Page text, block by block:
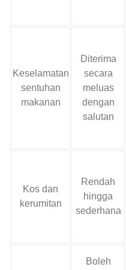
Keselamatan
sentuhan
makanan
Diterima
secara
meluas
dengan
salutan
Kos dan
kerumitan
Rendah
hingga
sederhana
Boleh